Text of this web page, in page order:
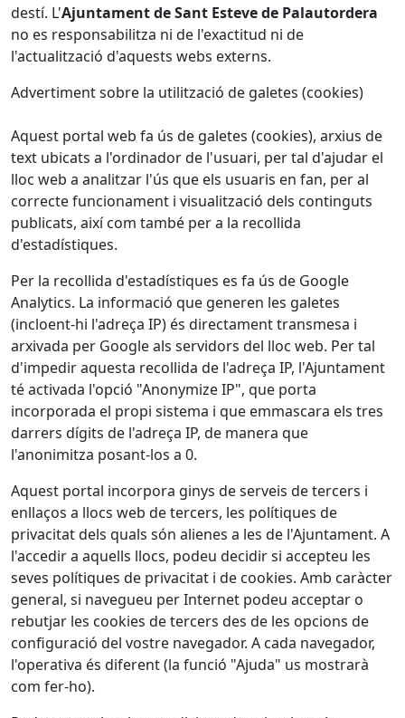
destí. L'Ajuntament de Sant Esteve de Palautordera
no es responsabilitza ni de l'exactitud ni de
l'actualització d'aquests webs externs.
Advertiment sobre la utilització de galetes (cookies)
Aquest portal web fa ús de galetes (cookies), arxius de
text ubicats a l'ordinador de l'usuari, per tal d'ajudar el
lloc web a analitzar l'ús que els usuaris en fan, per al
correcte funcionament i visualització dels continguts
publicats, així com també per a la recollida
d'estadístiques.
Per la recollida d'estadístiques es fa ús de Google
Analytics. La informació que generen les galetes
(incloent-hi l'adreça IP) és directament transmesa i
arxivada per Google als servidors del lloc web. Per tal
d'impedir aquesta recollida de l'adreça IP, l'Ajuntament
té activada l'opció "Anonymize IP", que porta
incorporada el propi sistema i que emmascara els tres
darrers dígits de l'adreça IP, de manera que
l'anonimitza posant-los a 0.
Aquest portal incorpora ginys de serveis de tercers i
enllaços a llocs web de tercers, les polítiques de
privacitat dels quals són alienes a les de l'Ajuntament. A
l'accedir a aquells llocs, podeu decidir si accepteu les
seves polítiques de privacitat i de cookies. Amb caràcter
general, si navegueu per Internet podeu acceptar o
rebutjar les cookies de tercers des de les opcions de
configuració del vostre navegador. A cada navegador,
l'operativa és diferent (la funció "Ajuda" us mostrarà
com fer-ho).